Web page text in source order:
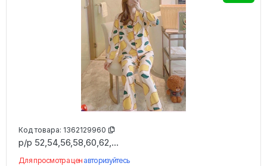
Код товара: 1362129960
р/р 52,54,56,58,60,62,...
Для просмотра цен авторизуйтесь